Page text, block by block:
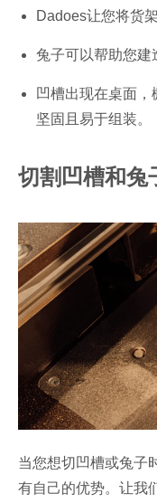
Dadoes让您将货
兔子可以帮助您建
凹槽出现在桌面
坚固且易于组装。
切割凹槽和兔
当您想切凹槽或兔子
有自己的优势。让我